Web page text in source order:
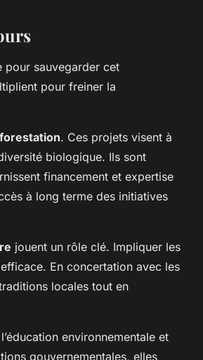
pour sauvegarder cet
pour freiner la
. Ces projets visent à
biologique. Ils sont
financement et expertise
à long terme des initiatives
jouent un rôle clé. Impliquer les
En concertation avec les
locales tout en
environnementale et
gouvernementales, elles